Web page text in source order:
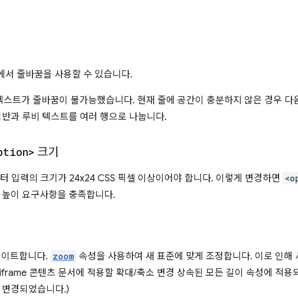
서 줄바꿈을 사용할 수 있습니다.
트가 줄바꿈이 불가능했습니다. 현재 줄에 공간이 충분하지 않은 경우 다
과 루비 텍스트를 여러 행으로 나눕니다.
크기
입력의 크기가 24x24 CSS 픽셀 이상이어야 합니다. 이렇게 변경하면
이 요구사항을 충족합니다.
트합니다. zoom 속성을 사용하여 새 표준에 맞게 조정합니다. 이로 인해
콘텐츠 문서에 적용할 확대/축소 변경 상속된 모든 길이 속성에 적용
변경되었습니다.)